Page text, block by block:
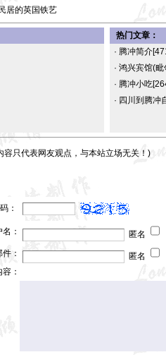
居的英国铁艺
热门文章：
· 腾冲简介
· 鸿兴宾馆(
· 腾冲小吃
· 四川到腾冲
容只代表网友观点，与本站立场无关！)
：
：
匿名
：
匿名
：